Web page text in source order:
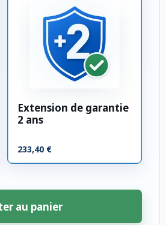
Extension de garantie
2 ans
233,40 €
au panier